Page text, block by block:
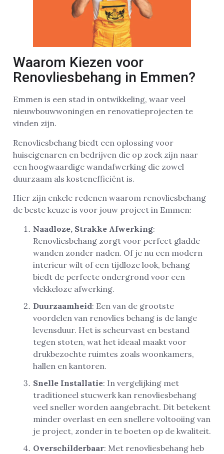
Waarom Kiezen voor
Renovliesbehang in Emmen?
Emmen is een stad in ontwikkeling, waar veel
nieuwbouwwoningen en renovatieprojecten te
vinden zijn.
Renovliesbehang biedt een oplossing voor
huiseigenaren en bedrijven die op zoek zijn naar
een hoogwaardige wandafwerking die zowel
duurzaam als kostenefficiënt is.
Hier zijn enkele redenen waarom renovliesbehang
de beste keuze is voor jouw project in Emmen:
Naadloze, Strakke Afwerking:
Renovliesbehang zorgt voor perfect gladde
wanden zonder naden. Of je nu een modern
interieur wilt of een tijdloze look, behang
biedt de perfecte ondergrond voor een
vlekkeloze afwerking.
Duurzaamheid: Een van de grootste
voordelen van renovlies behang is de lange
levensduur. Het is scheurvast en bestand
tegen stoten, wat het ideaal maakt voor
drukbezochte ruimtes zoals woonkamers,
hallen en kantoren.
Snelle Installatie: In vergelijking met
traditioneel stucwerk kan renovliesbehang
veel sneller worden aangebracht. Dit betekent
minder overlast en een snellere voltooiing van
je project, zonder in te boeten op de kwaliteit.
Overschilderbaar: Met renovliesbehang heb